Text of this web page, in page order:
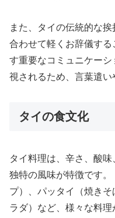
また、タイの伝統的な
合わせて軽くお辞儀す
す重要なコミュニケー
視されるため、言葉遣い
タイの食文化
タイ料理は、辛さ、酸
独特の風味が特徴です
プ）、パッタイ（焼き
ラダ）など、様々な料